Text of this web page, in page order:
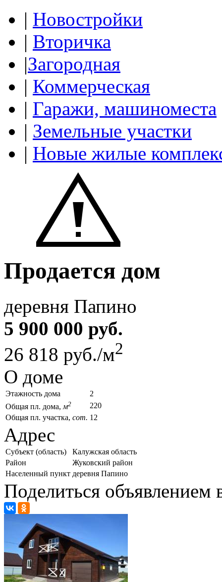
| Новостройки
| Вторичка
|Загородная
| Коммерческая
| Гаражи, машиноместа
| Земельные участки
| Новые жилые
Продается дом
деревня Папино
5 900 000 руб.
26 818 руб./м2
О доме
Этажность дома
2
Общая пл. дома, м2
220
Общая пл. участка, сот. 12
Адрес
Субъект (область)
Калужская область
Район
Жуковский район
Населенный пункт деревня Папино
Поделиться объявлением